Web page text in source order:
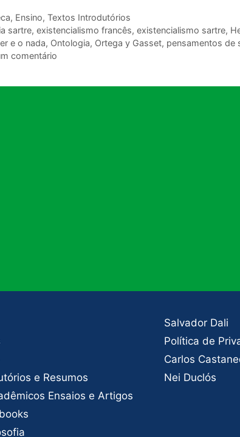
, Ensino, Textos Introdutórios
sartre, existencialismo francês, existencialismo sartre,
e o nada, Ontologia, Ortega y Gasset, pensamentos de
comentário
e Resumos
Ensaios e Artigos
Salvador Dali
Política de
Carlos
Nei Duclós